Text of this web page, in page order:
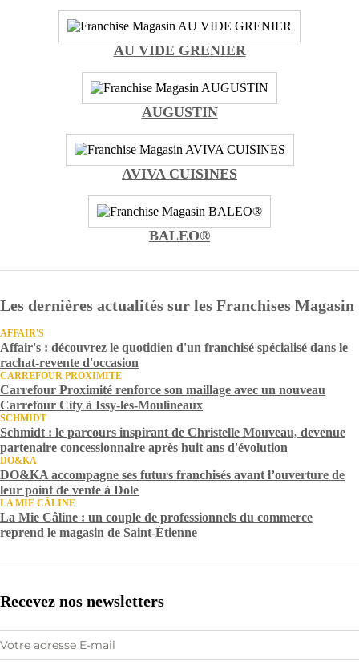
AU VIDE GRENIER
AUGUSTIN
AVIVA CUISINES
BALEO®
Les dernières actualités sur les Franchises Magasin
AFFAIR'S
Affair's : découvrez le quotidien d'un franchisé spécialisé dans le
rachat-revente d'occasion
CARREFOUR PROXIMITE
Carrefour Proximité renforce son maillage avec un nouveau
Carrefour City à Issy-les-Moulineaux
SCHMIDT
Schmidt : le parcours inspirant de Christelle Mouveau, devenue
partenaire concessionnaire après huit ans d'évolution
DO&KA
DO&KA accompagne ses futurs franchisés avant l’ouverture de
leur point de vente à Dole
LA MIE CÂLINE
La Mie Câline : un couple de professionnels du commerce
reprend le magasin de Saint-Étienne
Recevez nos newsletters